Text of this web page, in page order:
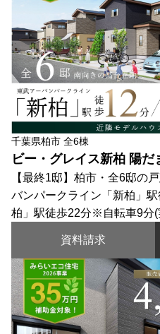
千葉県柏市 全6棟
ビー・グレイス新柏 陽だ
【最終1邸】柏市・全6邸の
バンパークライン「新柏」
柏」駅徒歩22分※自転車9分
資料請求